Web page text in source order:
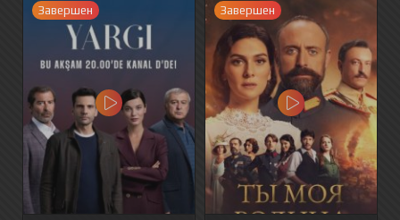
Завершен Завершен